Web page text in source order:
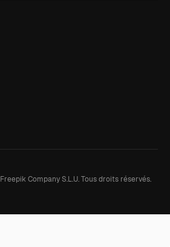
Freepik Company S.L.U.Tous droits réservés.